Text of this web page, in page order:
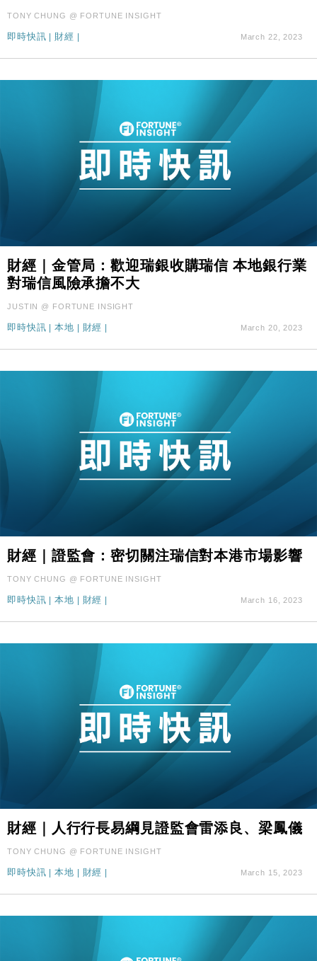
TONY CHUNG @ FORTUNE INSIGHT
即時快訊 財經 March 22, 2023
財經｜金管局：歡迎瑞銀收購瑞信 本地銀行業
對瑞信風險承擔不大
JUSTIN @ FORTUNE INSIGHT
即時快訊 |本地 | 財經 | March 20, 2023
財經｜證監會：密切關注瑞信對本港市場影響
TONY CHUNG @ FORTUNE INSIGHT
即時快訊 |本地 | 財經 | March 16, 2023
財經｜人行行長易綱見證監會雷添良、梁鳳儀
TONY CHUNG @ FORTUNE INSIGHT
即時快訊 |本地 財經 March 15, 2023